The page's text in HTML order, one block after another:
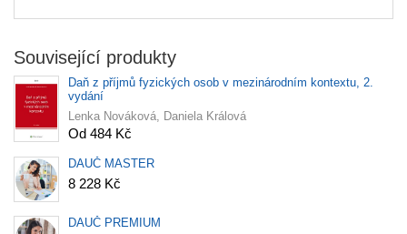
Související produkty
Daň z příjmů fyzických osob v mezinárodním kontextu, 2.
vydání
Lenka Nováková, Daniela Králová
Od 484 Kč
DAUČ MASTER
8 228 Kč
DAUČ PREMIUM